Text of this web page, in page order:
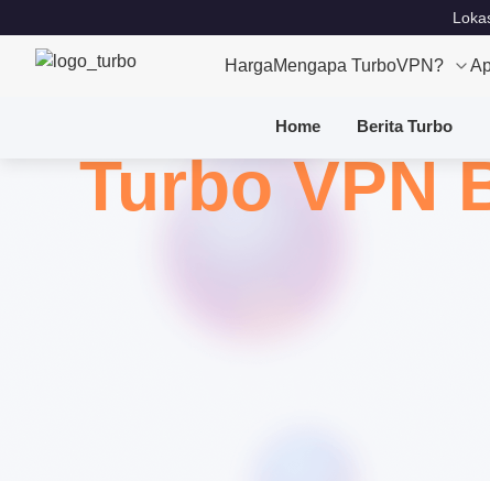
HargaMengapa TurboVPN?
Home Berita Turbo
Turbo VPN